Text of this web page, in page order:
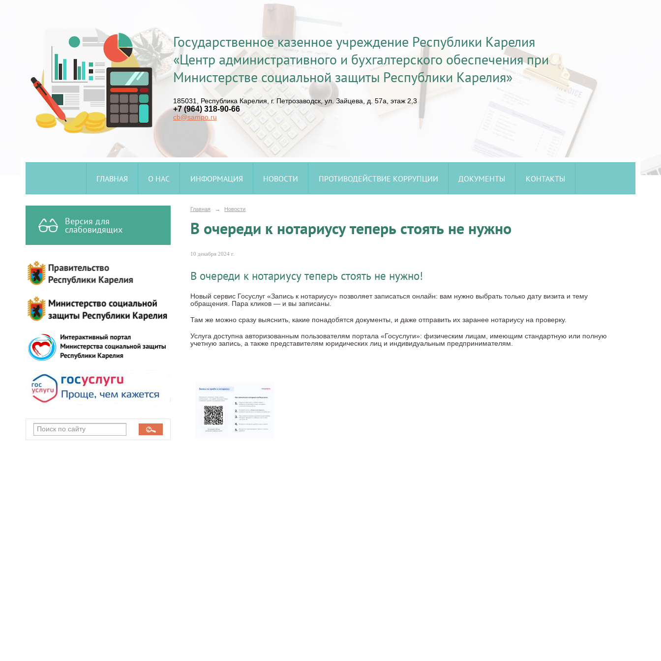
Государственное казенное учреждение Республики Карелия
«Центр административного и бухгалтерского обеспечения при
Министерстве социальной защиты Республики Карелия»
185031, Республика Карелия, г. Петрозаводск, ул. Зайцева, д. 57а, этаж 2,3
+7 (964) 318-90-66
cb@sampo.ru
ГЛАВНАЯ О НАС ИНФОРМАЦИЯ НОВОСТИ ПРОТИВОДЕЙСТВИЕ КОРРУПЦИИ ДОКУМЕНТЫ КОНТАКТЫ
Версия для
слабовидящих
Главная → Новости
В очереди к нотариусу теперь стоять не нужно
10 декабря 2024 г.
В очереди к нотариусу теперь стоять не нужно!
Новый сервис Госуслуг «Запись к нотариусу» позволяет записаться онлайн: вам нужно выбрать только дату визита и тему
обращения. Пара кликов — и вы записаны.
Там же можно сразу выяснить, какие понадобятся документы, и даже отправить их заранее нотариусу на проверку.
Услуга доступна авторизованным пользователям портала «Госуслуги»: физическим лицам, имеющим стандартную или полную
учетную запись, а также представителям юридических лиц и индивидуальным предпринимателям.